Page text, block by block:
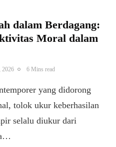
dalam Berdagang:
Moral dalam
2026 6 Mins read
yang didorong
tolok ukur keberhasilan
selalu diukur dari